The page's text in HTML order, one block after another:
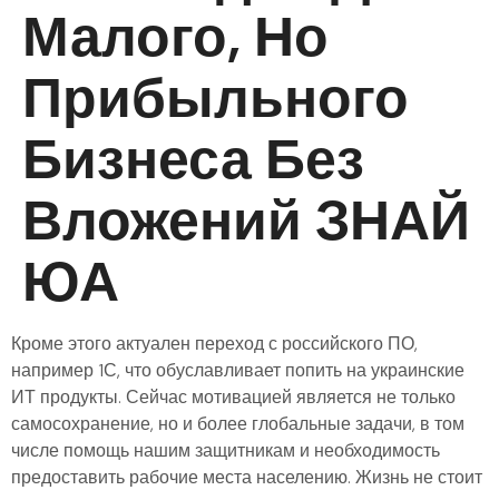
Малого, Но
Прибыльного
Бизнеса Без
Вложений ЗНАЙ
ЮА
Кроме этого актуален переход с российского ПО,
например 1С, что обуславливает попить на украинские
ИТ продукты. Сейчас мотивацией является не только
самосохранение, но и более глобальные задачи, в том
числе помощь нашим защитникам и необходимость
предоставить рабочие места населению. Жизнь не стоит